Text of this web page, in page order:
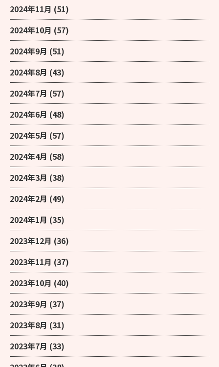
2024年11月 (51)
2024年10月 (57)
2024年9月 (51)
2024年8月 (43)
2024年7月 (57)
2024年6月 (48)
2024年5月 (57)
2024年4月 (58)
2024年3月 (38)
2024年2月 (49)
2024年1月 (35)
2023年12月 (36)
2023年11月 (37)
2023年10月 (40)
2023年9月 (37)
2023年8月 (31)
2023年7月 (33)